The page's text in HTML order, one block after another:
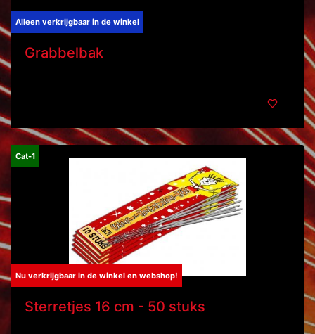
Alleen verkrijgbaar in de winkel
Grabbelbak
Cat-1
Nu verkrijgbaar in de winkel en webshop!
Sterretjes 16 cm - 50 stuks